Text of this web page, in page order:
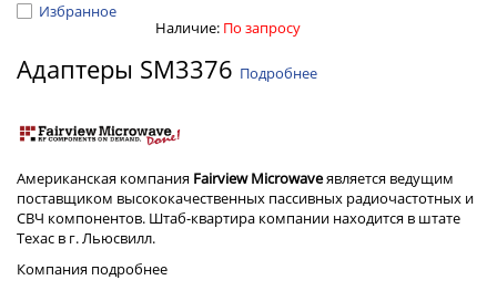
Избранное
Наличие: По запросу
Адаптеры SM3376 Подробнее
Американская компания Fairview Microwaveявляется ведущим
поставщиком высококачественных пассивных радиочастотных и
СВЧ компонентов. Штаб-квартира компании находится в штате
Техас в г. Льюсвилл.
Компания подробнее